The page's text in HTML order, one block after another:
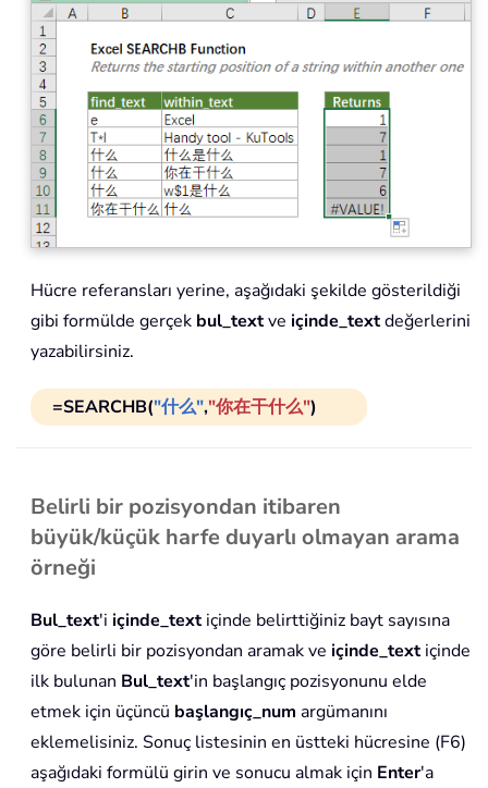
Hücre referansları yerine, aşağıdaki şekilde gösterildiği
gibi formülde gerçek bul_textve içinde_textdeğerlerini
yazabilirsiniz.
=SEARCHB("什么","你在干什么")
Belirli bir pozisyondan itibaren
büyük/küçük harfe duyarlı olmayan arama
örneği
Bul_text'i içinde_textiçinde belirttiğiniz bayt sayısına
göre belirli bir pozisyondan aramak ve içinde_textiçinde
ilk bulunan Bul_text'in başlangıç pozisyonunu elde
etmek için üçüncü başlangıç_num argümanını
eklemelisiniz. Sonuç listesinin en üstteki hücresine (F6)
aşağıdaki formülü girin ve sonucu almak için Enter'a